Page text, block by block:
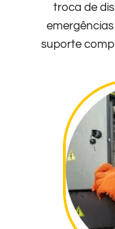
troca de
suporte